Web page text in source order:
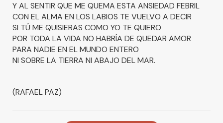
Y AL SENTIR QUE ME QUEMA ESTA ANSIEDAD FEBRIL
CON EL ALMA EN LOS LABIOS TE VUELVO A DECIR
SI TÚ ME QUISIERAS COMO YO TE QUIERO
POR TODA LA VIDA NO HABRÍA DE QUEDAR AMOR
PARA NADIE EN EL MUNDO ENTERO
NI SOBRE LA TIERRA NI ABAJO DEL MAR.
(RAFAEL PAZ)